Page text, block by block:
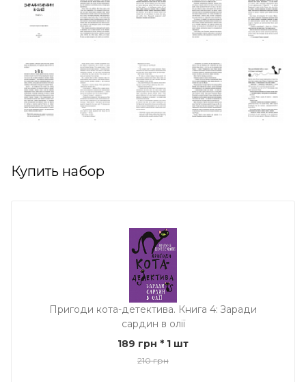
Купить набор
Пригоди кота-детектива. Книга 4: Заради
сардин в олії
189 грн * 1 шт
210 грн